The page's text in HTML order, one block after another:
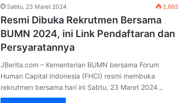
Sabtu, 23 Maret 2024 2,693
Resmi Dibuka Rekrutmen Bersama
BUMN 2024, ini Link Pendaftaran dan
Persyaratannya
JBerita.com – Kementerian BUMN bersama Forum
Human Capital Indonesia (FHCI) resmi membuka
rekrutmen bersama hari ini Sabtu, 23 Maret 2024…